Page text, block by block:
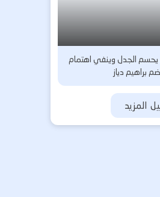
الجدل وينفي اهتمام
براهيم دياز
المزيد